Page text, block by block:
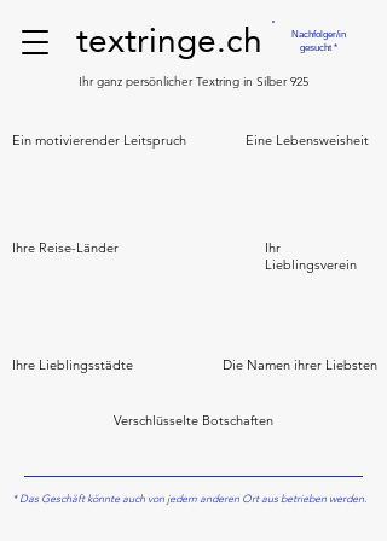
textringe.ch
Nachfolger/in
gesucht *
Ihr ganz persönlicher Textring in Silber 925
Ein motivierender Leitspruch Eine Lebensweisheit
Ihre Reise-Länder
Ihr
Lieblingsverein
Ihre Lieblingsstädte Die Namen ihrer Liebsten
Verschlüsselte Botschaften
* Das Geschäft könnte auch von jedem anderen Ort aus betrieben werden.